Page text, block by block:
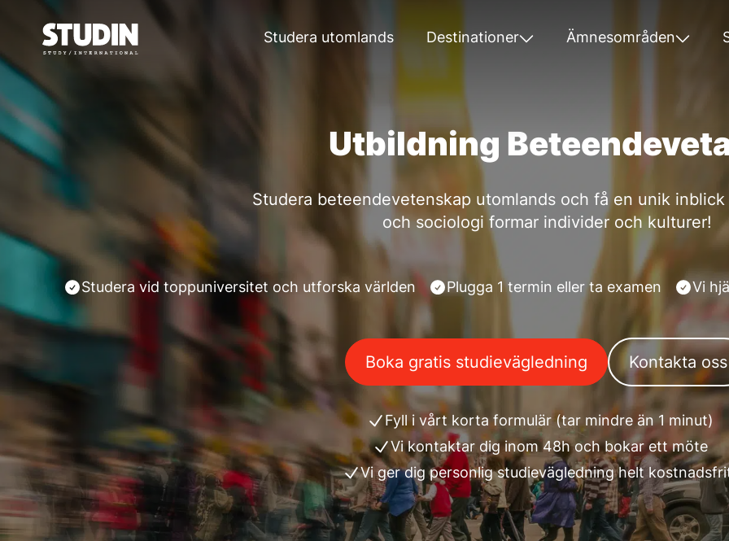
Studera utomlands Destinationer Ämnesområden
Utbildning
Studera beteendevetenskap utomlands och få en unik
och sociologi formar individer och kulturer!
Studera vid toppuniversitet och utforska världen Plugga 1 termin eller ta examen Vi
Boka gratis studievägledning Kontakta oss
Fyll i vårt korta formulär (tar mindre än 1 minut)
Vi kontaktar dig inom 48h och bokar ett möte
Vi ger dig personlig studievägledning helt